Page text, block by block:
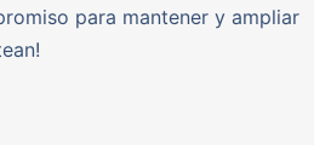
para mantener y ampliar